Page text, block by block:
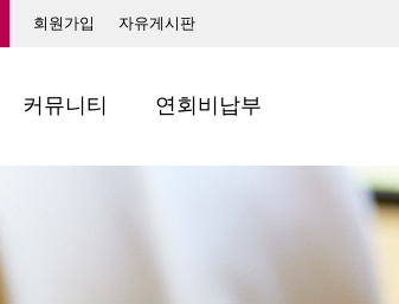
회원가입 자유게시판
커뮤니티 연회비납부